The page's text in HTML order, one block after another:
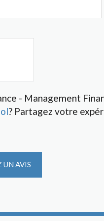
- Management
? Partagez votre
UN AVIS